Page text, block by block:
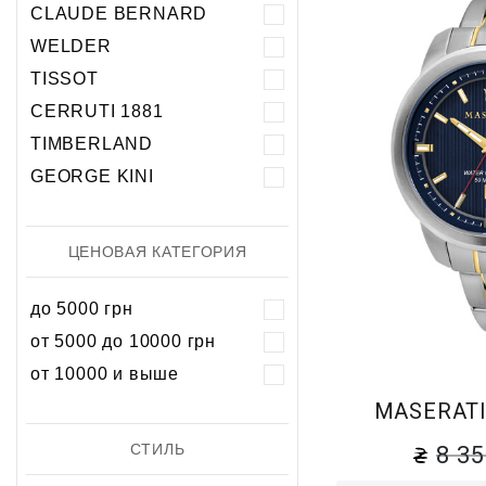
Хронограф
Механика
Календарь
Хронограф
Механика
CLAUDE BERNARD
WELDER
TISSOT
CERRUTI 1881
TIMBERLAND
GEORGE KINI
ЦЕНОВАЯ КАТЕГОРИЯ
до 5000 грн
от 5000 до 10000 грн
от 10000 и выше
СТИЛЬ 8